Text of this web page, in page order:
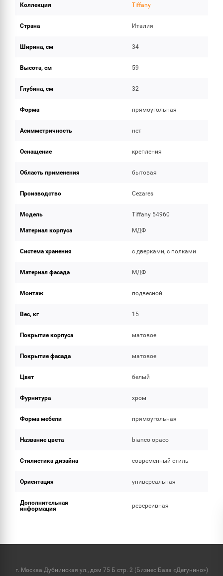
Коллекция Tiffany
Страна Италия
Ширина, см 34
Высота, см 59
Глубина, см 32
Форма прямоугольная
Асимметричность нет
Оснащение крепления
Область применения бытовая
Производство Cezares
Модель Tiffany 54960
Материал корпуса МДФ
Система хранения с дверками, с полками
Материал фасада МДФ
Монтаж подвесной
Вес, кг 15
Покрытие корпуса матовое
Покрытие фасада матовое
Цвет белый
Фурнитура хром
Форма мебели прямоугольная
Название цвета bianco opaco
Стилистика дизайна современный стиль
Ориентация универсальная
Дополнительная
информация
реверсивная
г. Москва Дубнинская ул., дом 75 Б стр. 2 (Бизнес База «Дегунино»)